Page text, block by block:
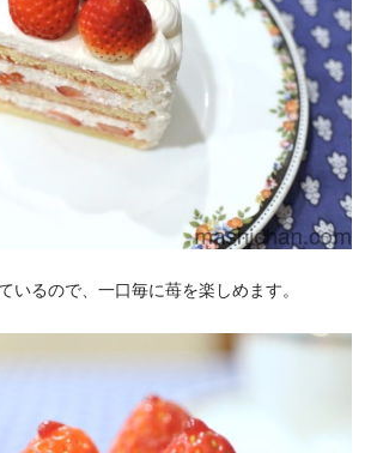
いるので、一口毎に苺を楽しめます。